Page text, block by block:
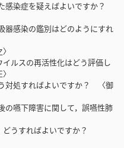
感染症を疑えばよいですか？
器感染の鑑別はどのようにすれ
ルスの再活性化はどう評価し
対処すればよいですか？ 〈御
嚥下障害に関して，誤嚥性肺
すればよいですか？